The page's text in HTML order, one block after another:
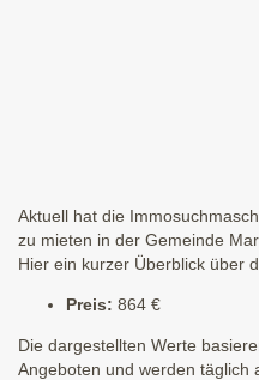
Aktuell hat die
zu mieten in der Gemeinde
Hier ein kurzer Überblick über
Preis: 864 €
Die dargestellten Werte
Angeboten und werden täglich